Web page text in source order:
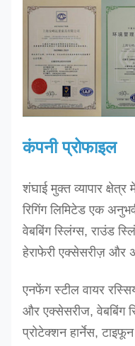
एसईएस-8टी
एसईएस-10टी
अनुरोध पर अन्य
कंपनी प्रोफाइल
शंघाई मुक्त व्यापार
रिगिंग लिमिटेड एक
वेबबिंग स्लिंग्स, राउंड
हेराफेरी एक्सेसरीज़ और
एनफेंग स्टील वायर
और एक्सेसरीज, वेबबिंग
प्रोटेक्शन हार्नेस,